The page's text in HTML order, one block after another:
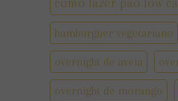
hamburguer vegetariano
overnight de aveia
overnight de morango